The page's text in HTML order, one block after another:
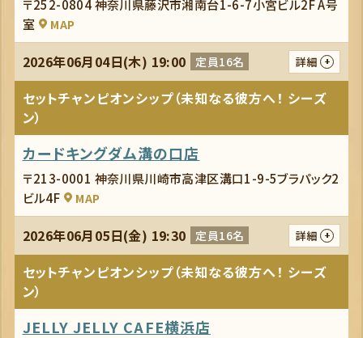
〒252-0804 神奈川県藤沢市湘南台1-6-7小宮ビル2F A号
室
MAP
2026年06月04日(木) 19:00 定員16名 詳細
セットチャンピオンシップ（未知なる彼方へ！ シーズ
ン）
カードキングダム溝の口店
〒213-0001 神奈川県川崎市高津区溝口1-9-5ブラパック2
ビル4F
MAP
2026年06月05日(金) 19:30 定員16名 詳細
セットチャンピオンシップ（未知なる彼方へ！ シーズ
ン）
JELLY JELLY CAFE横浜店